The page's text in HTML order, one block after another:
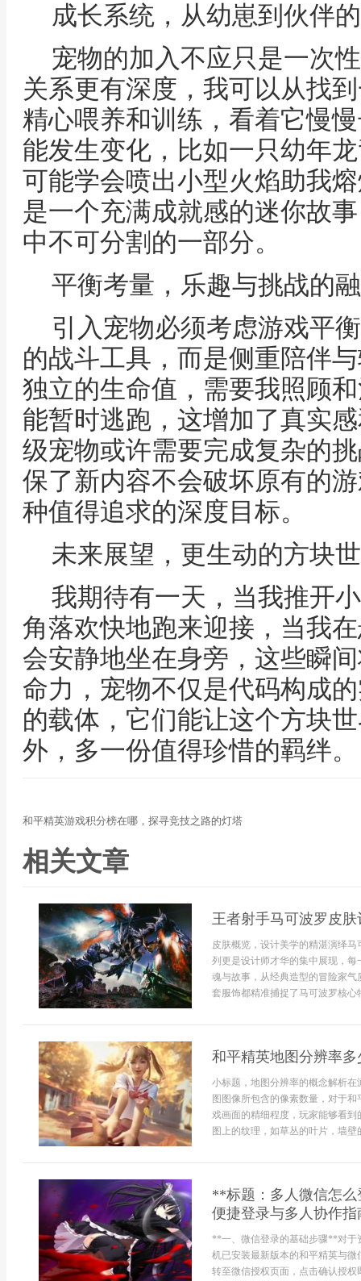
成长系统，从幼崽到伙伴
宠物的加入不应只是一次
关系更有深度，我可以从找
精心喂养和训练，看着它慢
能发生变化，比如一只幼年
可能学会喷出小型火焰助我
是一个充满成就感的迷你故
中不可分割的一部分。
平衡考量，乐趣与挑战的
引入宠物必须考虑游戏平
的战斗工具，而是侧重陪伴
独立的生命值，需要我照顾
能暂时逃跑，这增加了真实
级宠物或许需要完成复杂的
保了新内容不会破坏原有的
种值得追求的深度目标。
未来展望，更生动的方块
我期待有一天，当我推开
角落欢快地跑来迎接，当我
会安静地坐在身旁，这些瞬
命力，宠物不仅是代码构成
的载体，它们能让这个方块
外，多一份值得珍惜的羁绊。
和平精英游戏积分榜在哪，探寻竞技之路的灯塔
相关文章
王者射手马可波罗皮
皮肤概览，设计美学的精湛演绎
列更是设计师才华的集中展现，
魂与故事，从经典造型的冒险家
套服饰都精准捕捉了马可波罗核
和平精英地图分辨率
小标题，地图分辨率的概念解析
图图像所包含的像素数量，对于
戏画面的精细程度，玩家能够看
图上的纹理，如草丛的叶片，墙
**标题：多人微信怎
便捷登录与多人协作
**一、微信登录的基础步骤**对于
机已安装最新版本的和平精英与
转至微信授权页面，点击确认授